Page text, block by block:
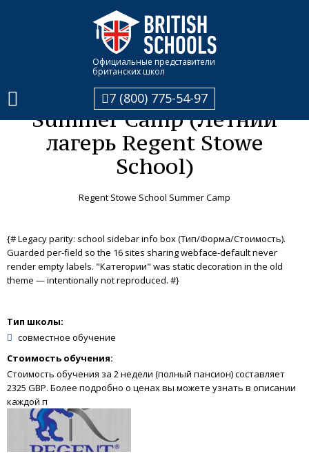
Официальные представители
британских школ
7 (800) 775-54-97
Каталог школ
Regent Stowe School Summer Camp (Летний лагерь Regent Stowe
Regent Stowe School
Summer Camp (Летний
лагерь Regent Stowe
School)
Regent Stowe School Summer Camp
{# Legacy parity: school sidebar info box (Тип/Форма/Стоимость).
Guarded per-field so the 16 sites sharing webface-default never
render empty labels. "Категории" was static decoration in the old
theme — intentionally not reproduced. #}
Тип школы:
совместное обучение
Стоимость обучения:
Стоимость обучения за 2 недели (полный пансион) составляет
2325 GBP. Более подробно о ценах вы можете узнать в описании
каждой п